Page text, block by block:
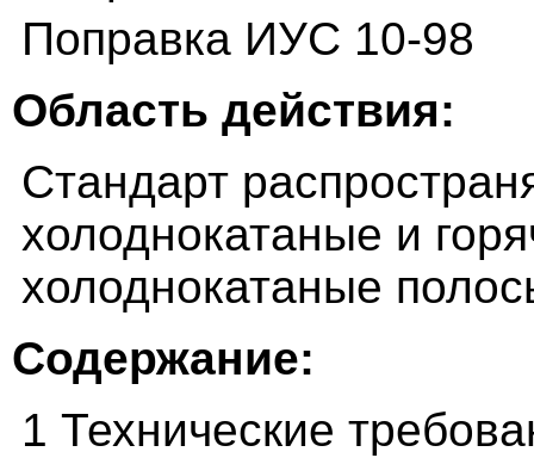
Поправка ИУС 10-98
Область действия:
Стандарт
холоднокатаные и
холоднокатаные
Содержание:
1 Технические